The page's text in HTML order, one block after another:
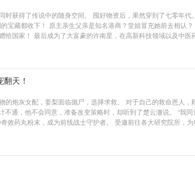
时获得了传说中的随身空间。 囤好物资后，果然穿到了七零年
宝藏都收下！ 原主亲生父亲是知名港商？堂姐冒充她前去相认
给国家！ 最后成为了大富豪的许南星，在高新科技领域以及中医
天！
的炮灰女配，姜梨面临抛尸，选择求救。 对于自己的救命恩人
通，他不会同意，准备改变策略时，却听到了楚云澈说。 “我
效药丸粉末，成为前线战士守护者。 受邀前往各大研究院所，